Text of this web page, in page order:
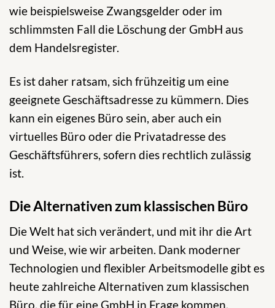
wie beispielsweise Zwangsgelder oder im
schlimmsten Fall die Löschung der GmbH aus
dem Handelsregister.
Es ist daher ratsam, sich frühzeitig um eine
geeignete Geschäftsadresse zu kümmern. Dies
kann ein eigenes Büro sein, aber auch ein
virtuelles Büro oder die Privatadresse des
Geschäftsführers, sofern dies rechtlich zulässig
ist.
Die Alternativen zum klassischen Büro
Die Welt hat sich verändert, und mit ihr die Art
und Weise, wie wir arbeiten. Dank moderner
Technologien und flexibler Arbeitsmodelle gibt es
heute zahlreiche Alternativen zum klassischen
Büro, die für eine GmbH in Frage kommen.